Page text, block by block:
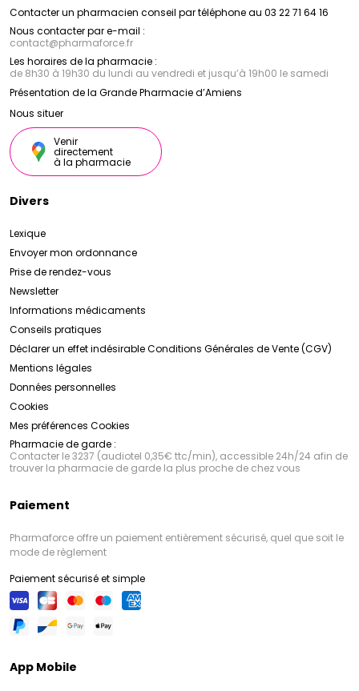
Contacter un pharmacien conseil par téléphone au 03 22 71 64 16
Nous contacter par e-mail :
contact@pharmaforce.fr
Les horaires de la pharmacie :
de 8h30 à 19h30 du lundi au vendredi et jusqu’à 19h00 le samedi
Présentation de la Grande Pharmacie d’Amiens
Nous situer
Venir
directement
à la pharmacie
Divers
Lexique
Envoyer mon ordonnance
Prise de rendez-vous
Newsletter
Informations médicaments
Conseils pratiques
Déclarer un effet indésirableConditions Générales de Vente (CGV)
Mentions légales
Données personnelles
Cookies
Mes préférences Cookies
Pharmacie de garde :
Contacter le 3237 (audiotel 0,35€ ttc/min), accessible 24h/24 afin de
trouver la pharmacie de garde la plus proche de chez vous
Paiement
Pharmaforce offre un paiement entièrement sécurisé, quel que soit le
mode de règlement
Paiement sécurisé et simple
App Mobile